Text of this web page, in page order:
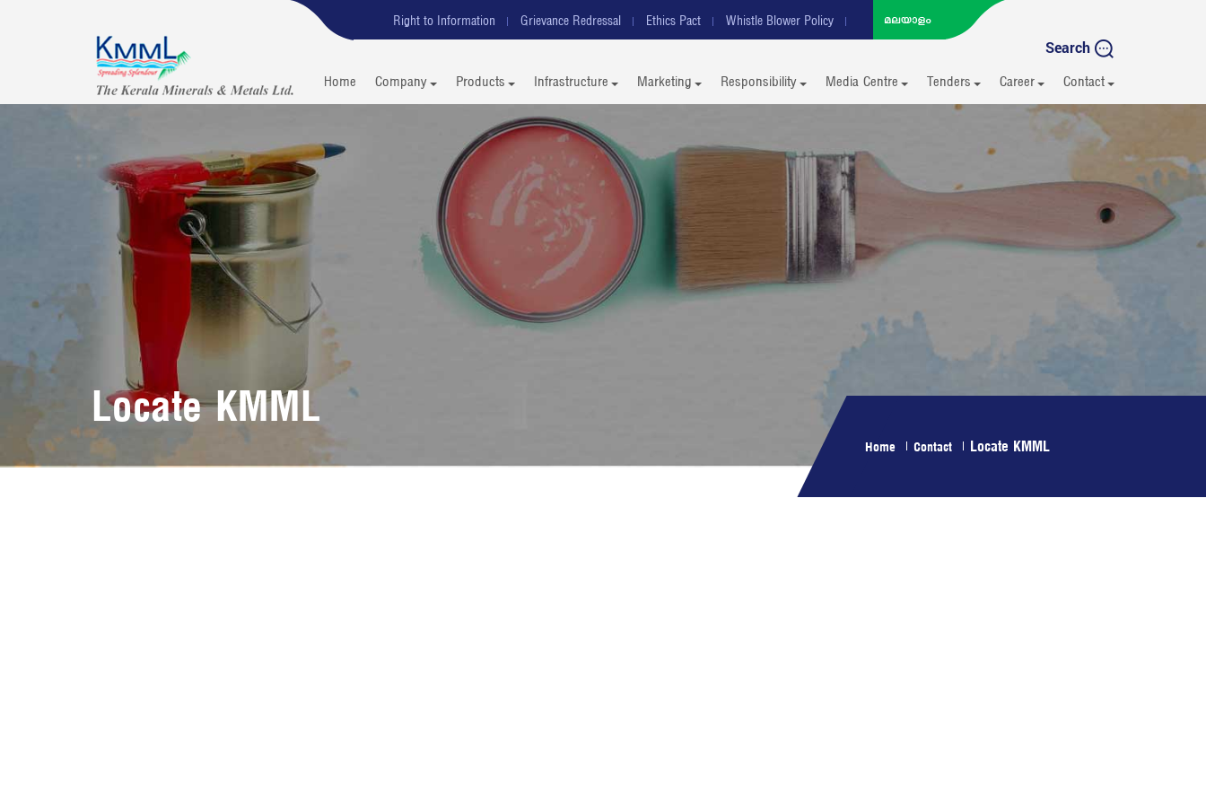
Right to Information Grievance Redressal Ethics Pact Whistle Blower Policy
Search
Home Company Products Infrastructure Marketing Responsibility Media Centre Tenders Career Contact
Locate KMML
Home Contact Locate KMML